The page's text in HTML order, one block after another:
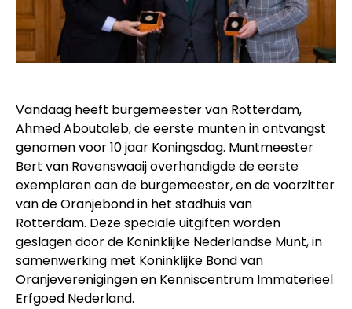
Vandaag heeft burgemeester van Rotterdam,
Ahmed Aboutaleb, de eerste munten in ontvangst
genomen voor 10 jaar Koningsdag. Muntmeester
Bert van Ravenswaaij overhandigde de eerste
exemplaren aan de burgemeester, en de voorzitter
van de Oranjebond in het stadhuis van
Rotterdam. Deze speciale uitgiften worden
geslagen door de Koninklijke Nederlandse Munt, in
samenwerking met Koninklijke Bond van
Oranjeverenigingen en Kenniscentrum Immaterieel
Erfgoed Nederland.